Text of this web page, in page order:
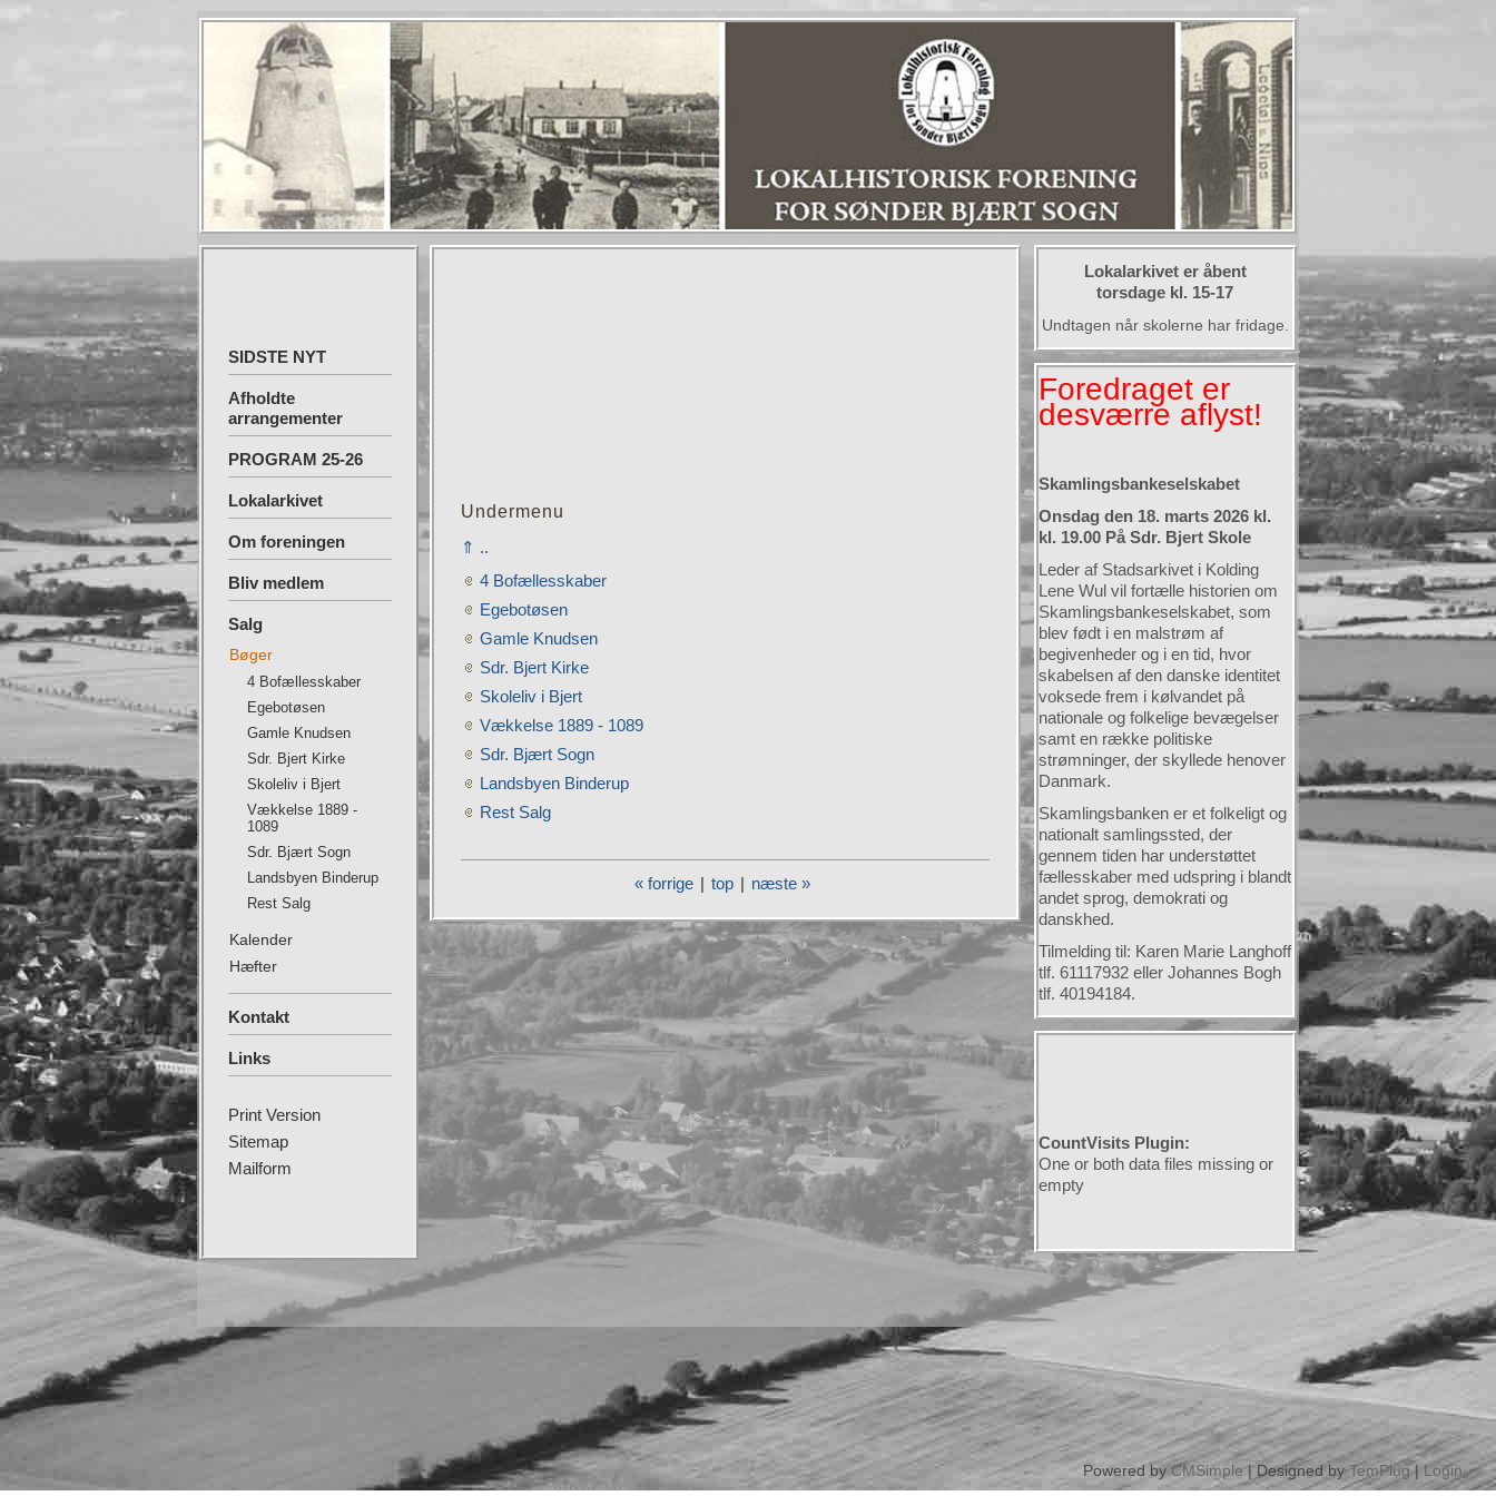
SIDSTE NYT
Afholdte
arrangementer
PROGRAM 25-26
Lokalarkivet
Om foreningen
Bliv medlem
Salg
Bøger
4 Bofællesskaber
Egebotøsen
Gamle Knudsen
Sdr. Bjert Kirke
Skoleliv i Bjert
Vækkelse 1889 -
1089
Sdr. Bjært Sogn
Landsbyen Binderup
Rest Salg
Kalender
Hæfter
Kontakt
Links
Print Version
Sitemap
Mailform
Undermenu
⇑ ..
4 Bofællesskaber
Egebotøsen
Gamle Knudsen
Sdr. Bjert Kirke
Skoleliv i Bjert
Vækkelse 1889 - 1089
Sdr. Bjært Sogn
Landsbyen Binderup
Rest Salg
« forrige | top | næste »
Lokalarkivet er åbent
torsdage kl. 15-17
Undtagen når skolerne har fridage.
Foredraget er
desværre aflyst!
Skamlingsbankeselskabet
Onsdag den 18. marts 2026 kl.
kl. 19.00 På Sdr. Bjert Skole
Leder af Stadsarkivet i Kolding
Lene Wul vil fortælle historien om
Skamlingsbankeselskabet, som
blev født i en malstrøm af
begivenheder og i en tid, hvor
skabelsen af den danske identitet
voksede frem i kølvandet på
nationale og folkelige bevægelser
samt en række politiske
strømninger, der skyllede henover
Danmark.
Skamlingsbanken er et folkeligt og
nationalt samlingssted, der
gennem tiden har understøttet
fællesskaber med udspring i blandt
andet sprog, demokrati og
danskhed.
Tilmelding til: Karen Marie Langhoff
tlf. 61117932 eller Johannes Bogh
tlf. 40194184.
CountVisits Plugin:
One or both data files missing or
empty
Powered by CMSimple| Designed byTemPlug| Login